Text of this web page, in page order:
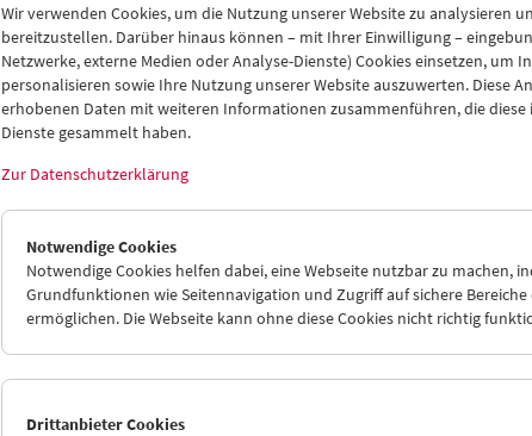
Werkstattgespräche mit
Lotte Klimitschek
Wir verwenden Cookies, um die Nutzung unserer Website zu analysieren
bereitzustellen. Darüber hinaus können – mit Ihrer Einwilligung –
Netzwerke, externe Medien oder Analyse-Dienste) Cookies einsetzen, um
personalisieren sowie Ihre Nutzung unserer Website auszuwerten. Diese
erhobenen Daten mit weiteren Informationen zusammenführen, die
Dienste gesammelt haben.
Zur Datenschutzerklärung
Notwendige Cookies
Notwendige Cookies helfen dabei, eine Webseite nutzbar zu machen,
Grundfunktionen wie Seitennavigation und Zugriff auf sichere Bereiche
ermöglichen. Die Webseite kann ohne diese Cookies nicht richtig
Drittanbieter Cookies